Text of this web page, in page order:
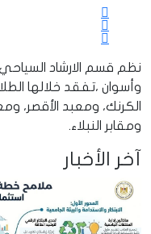
نظم قسم الارشاد
وأسوان ،تفقد خلالها
الكرنك، ومعبد الأقصر،
ومقابر النبلاء.
آخر الأخبار